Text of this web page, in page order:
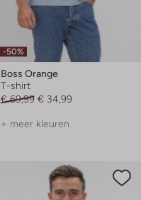
-50%
Boss Orange
T-shirt
€ 69,99 € 34,99
+ meer kleuren